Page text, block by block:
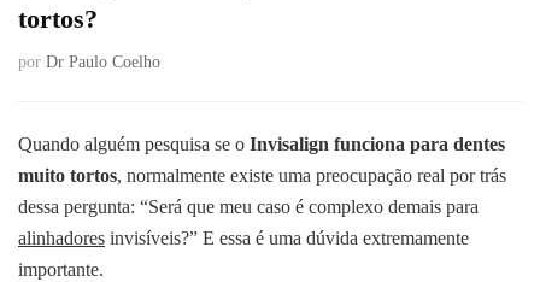
tortos?
por Dr Paulo Coelho
Quando alguém pesquisa se o Invisalign funciona para dentes
muito tortos, normalmente existe uma preocupação real por trás
dessa pergunta: “Será que meu caso é complexo demais para
alinhadores invisíveis?” E essa é uma dúvida extremamente
importante.